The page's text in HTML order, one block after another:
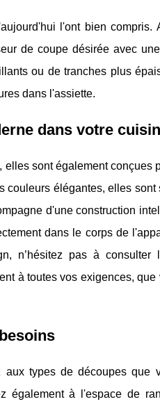
l'ont bien compris.
de coupe désirée avec
ou de tranches plus
dans l'assiette.
dans votre
sont également conçues
couleurs élégantes, elles
d'une construction
dans le corps de
n’hésitez pas à
à toutes vos exigences,
types de découpes
également à l'espace de